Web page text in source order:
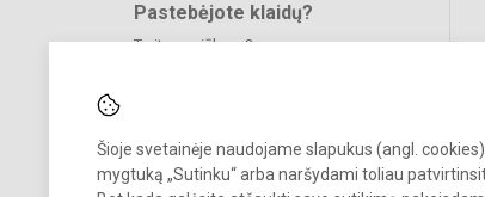
Šioje svetainėje naudojame slapukus (angl.
mygtuką „Sutinku“ arba naršydami toliau
Pastebėjote klaidų?
Turite pasiūlymų?